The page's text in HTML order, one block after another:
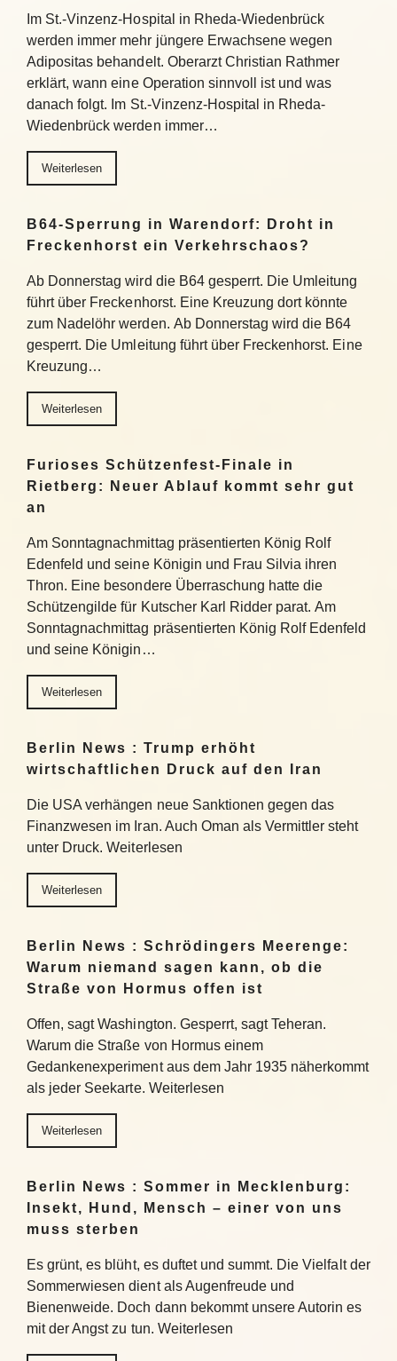
Im St.-Vinzenz-Hospital in Rheda-Wiedenbrück
werden immer mehr jüngere Erwachsene wegen
Adipositas behandelt. Oberarzt Christian Rathmer
erklärt, wann eine Operation sinnvoll ist und was
danach folgt. Im St.-Vinzenz-Hospital in Rheda-
Wiedenbrück werden immer…
Weiterlesen
B64-Sperrung in Warendorf: Droht in
Freckenhorst ein Verkehrschaos?
Ab Donnerstag wird die B64 gesperrt. Die Umleitung
führt über Freckenhorst. Eine Kreuzung dort könnte
zum Nadelöhr werden. Ab Donnerstag wird die B64
gesperrt. Die Umleitung führt über Freckenhorst. Eine
Kreuzung…
Weiterlesen
Furioses Schützenfest-Finale in
Rietberg: Neuer Ablauf kommt sehr gut
an
Am Sonntagnachmittag präsentierten König Rolf
Edenfeld und seine Königin und Frau Silvia ihren
Thron. Eine besondere Überraschung hatte die
Schützengilde für Kutscher Karl Ridder parat. Am
Sonntagnachmittag präsentierten König Rolf Edenfeld
und seine Königin…
Weiterlesen
Berlin News : Trump erhöht
wirtschaftlichen Druck auf den Iran
Die USA verhängen neue Sanktionen gegen das
Finanzwesen im Iran. Auch Oman als Vermittler steht
unter Druck. Weiterlesen
Weiterlesen
Berlin News : Schrödingers Meerenge:
Warum niemand sagen kann, ob die
Straße von Hormus offen ist
Offen, sagt Washington. Gesperrt, sagt Teheran.
Warum die Straße von Hormus einem
Gedankenexperiment aus dem Jahr 1935 näherkommt
als jeder Seekarte. Weiterlesen
Weiterlesen
Berlin News : Sommer in Mecklenburg:
Insekt, Hund, Mensch – einer von uns
muss sterben
Es grünt, es blüht, es duftet und summt. Die Vielfalt der
Sommerwiesen dient als Augenfreude und
Bienenweide. Doch dann bekommt unsere Autorin es
mit der Angst zu tun. Weiterlesen